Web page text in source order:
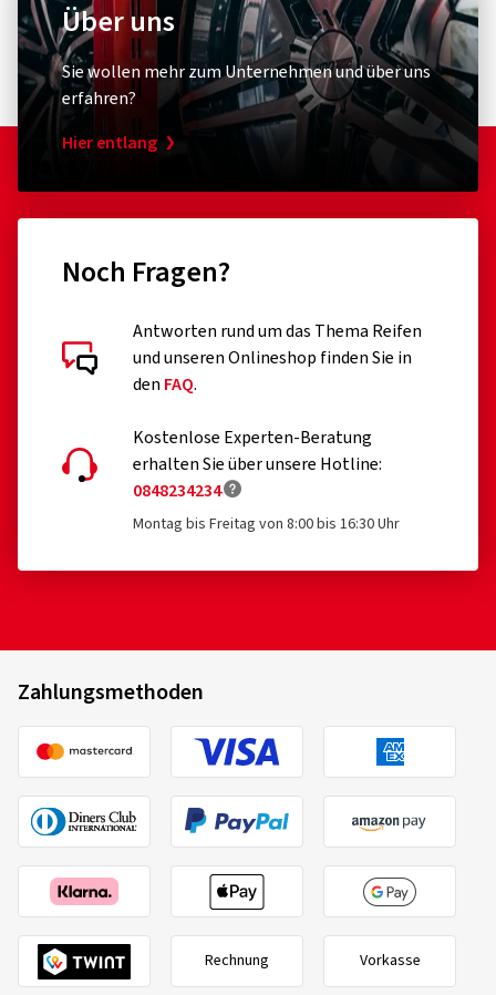
Über uns
Sie wollen mehr zum Unternehmen und über uns
erfahren?
Hier entlang
Noch Fragen?
Antworten rund um das Thema Reifen
und unseren Onlineshop finden Sie in
den FAQ.
Kostenlose Experten-Beratung
erhalten Sie über unsere Hotline:
0848234234
Montag bis Freitag von 8:00 bis 16:30 Uhr
Zahlungsmethoden
Rechnung Vorkasse